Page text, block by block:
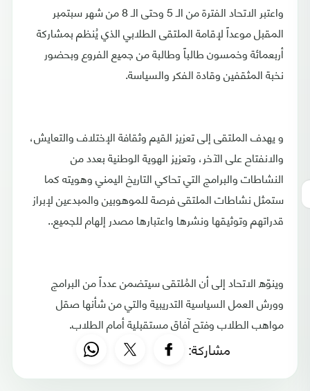
واعتبر الاتحاد الفترة من الـ 5 وحتى الـ 8 من شهر سبتمبر
المقبل موعداً لإقامة الملتقى الطلابي الذي يُنظم بمشاركة
أربعمائة وخمسون طالباً وطالبة من جميع الفروع وبحضور
نخبة المثقفين وقادة الفكر والسياسة.
و يهدف الملتقى إلى تعزيز القيم وثقافة الإختلاف والتعايش،
والانفتاح على الآخر، وتعزيز الهوية الوطنية بعدد من
النشاطات والبرامج التي تحاكي التاريخ اليمني وهويته كما
ستمثل نشاطات الملتقى فرصة للموهوبين والمبدعين لإبراز
قدراتهم وتوثيقها ونشرها واعتبارها مصدر إلهام للجميع..
وينوّه الاتحاد إلى أن المُلتقى سيتضمن عدداً من البرامج
وورش العمل السياسية التدريبية والتي من شأنها صقل
مواهب الطلاب وفتح آفاق مستقبلية أمام الطلاب.
مشاركة: